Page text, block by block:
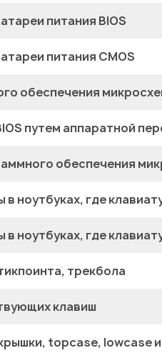
питания BIOS
питания CMOS
обеспечения
путем аппаратной
обеспечения
в ноутбуках, где
в ноутбуках, где
трекбола
клавиш
topcase, lowcase и